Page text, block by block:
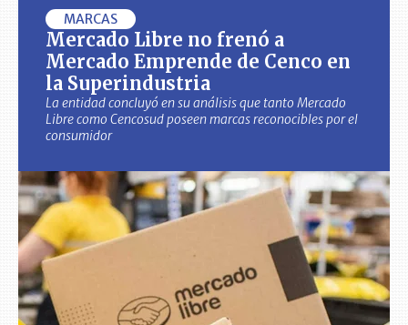
MARCAS
Mercado Libre no frenó a
Mercado Emprende de Cenco en
la Superindustria
La entidad concluyó en su análisis que tanto Mercado
Libre como Cencosud poseen marcas reconocibles por el
consumidor